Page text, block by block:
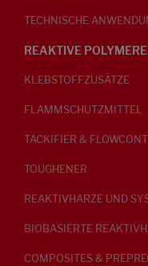
TECHNISCHE
REAKTIVE
KLEBSTOFFZUSÄTZE
FLAMMSCHUTZMITTEL
TACKIFIER &
TOUGHENER
REAKTIVHARZE UND
BIOBASIERTE
COMPOSITES &